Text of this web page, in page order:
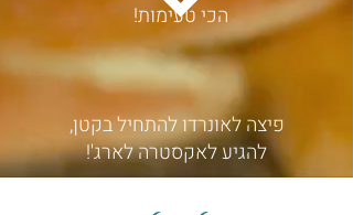
הכי טעימות!
פיצה לאונרדו להתחיל בקטן,
להגיע לאקסטרה לארג'!